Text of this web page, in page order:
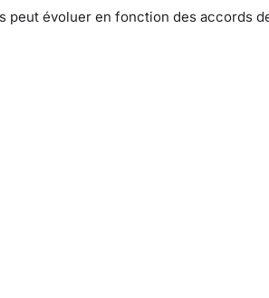
peut évoluer en fonction des accords